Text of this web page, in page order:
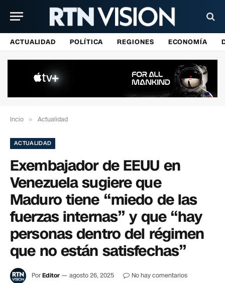
ACTUALIDAD POLÍTICA REGIONES ECONOMÍA
Incio » Actualidad
ACTUALIDAD
Exembajador de EEUU en
Venezuela sugiere que
Maduro tiene “miedo de las
fuerzas internas” y que “hay
personas dentro del régimen
que no están satisfechas”
PorEditor agosto 26, 2025
No hay comentarios